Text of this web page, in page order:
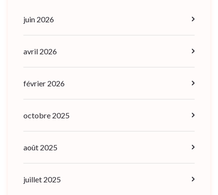
juin 2026
avril 2026
février 2026
octobre 2025
août 2025
juillet 2025